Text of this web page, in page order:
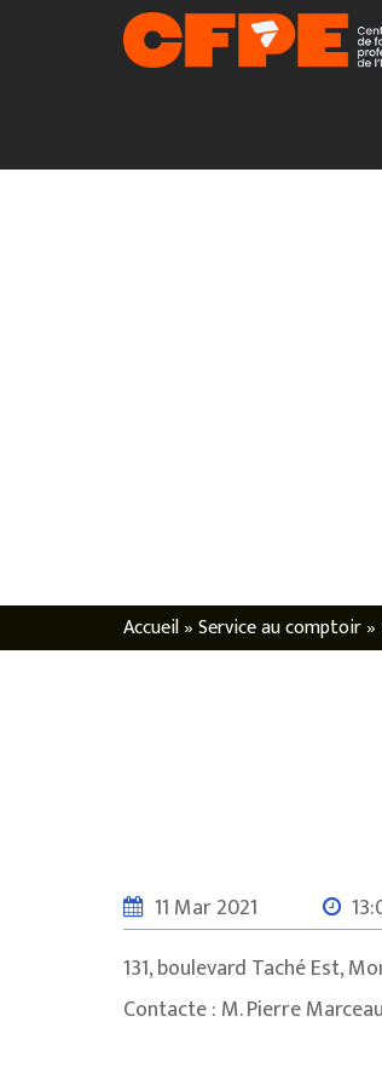
Accueil»Service au comptoir»
11 Mar 2021
131, boulevard Taché Est,
Contacte : M. Pierre